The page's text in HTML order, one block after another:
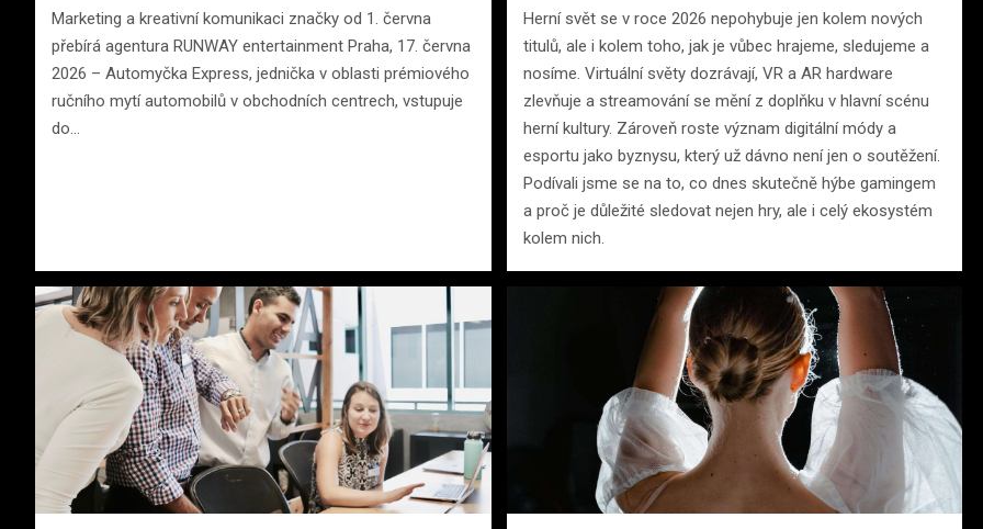
Marketing a kreativní komunikaci značky od 1. června
přebírá agentura RUNWAY entertainment Praha, 17. června
2026 – Automyčka Express, jednička v oblasti prémiového
ručního mytí automobilů v obchodních centrech, vstupuje
do…
Herní svět se v roce 2026 nepohybuje jen kolem nových
titulů, ale i kolem toho, jak je vůbec hrajeme, sledujeme a
nosíme. Virtuální světy dozrávají, VR a AR hardware
zlevňuje a streamování se mění z doplňku v hlavní scénu
herní kultury. Zároveň roste význam digitální módy a
esportu jako byznysu, který už dávno není jen o soutěžení.
Podívali jsme se na to, co dnes skutečně hýbe gamingem
a proč je důležité sledovat nejen hry, ale i celý ekosystém
kolem nich.